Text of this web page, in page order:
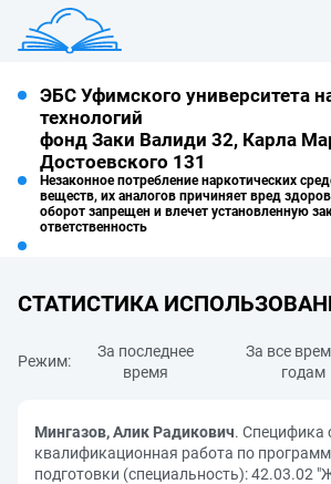
ЭБС Уфимского университета
технологий
фонд Заки Валиди 32, Карла
Достоевского 131
Незаконное потребление наркотических
веществ, их аналогов причиняет вред
оборот запрещен и влечет установленную
ответственность
СТАТИСТИКА
Режим:
За последнее
время
За все
годам
Мингазов, Алик Радикович. Специфика
квалификационная работа по
подготовки (специальность): 42.03.02